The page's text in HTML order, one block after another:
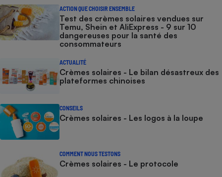
ACTION QUE CHOISIR ENSEMBLE
Test des crèmes solaires vendues sur
Temu, Shein et AliExpress - 9 sur 10
dangereuses pour la santé des
consommateurs
ACTUALITÉ
Crèmes solaires - Le bilan désastreux des
plateformes chinoises
CONSEILS
Crèmes solaires - Les logos à la loupe
COMMENT NOUS TESTONS
Crèmes solaires - Le protocole